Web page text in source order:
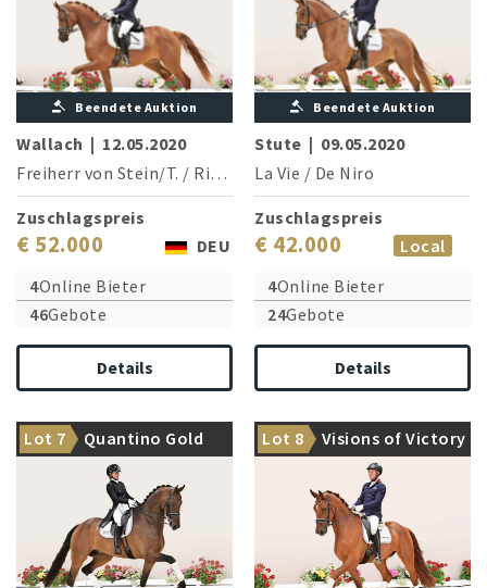
Beendete Auktion
Wallach | 12.05.2020
Freiherr von Stein/T. / Rittersport
Zuschlagspreis
€ 52.000
DEU
4Online Bieter
46Gebote
Details
Beendete Auktion
Stute | 09.05.2020
La Vie / De Niro
Zuschlagspreis
€ 42.000
Local
4Online Bieter
24Gebote
Details
Lot 7 Quantino Gold
Bis M**-Dressuren
hochplatzierter
Dressurkünstler
Lot 8 Visions of Victory
Charmanter Jüngling für die
kommenden Championate